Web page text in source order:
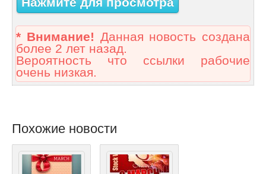
* Внимание! Данная новость создана
более 2 лет назад.
Вероятность что ссылки рабочие
очень низкая.
Похожие новости